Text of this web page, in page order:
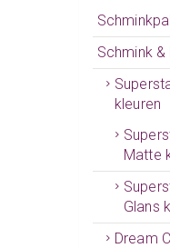
Schmink &
kleuren
Matte
Glans
Dream